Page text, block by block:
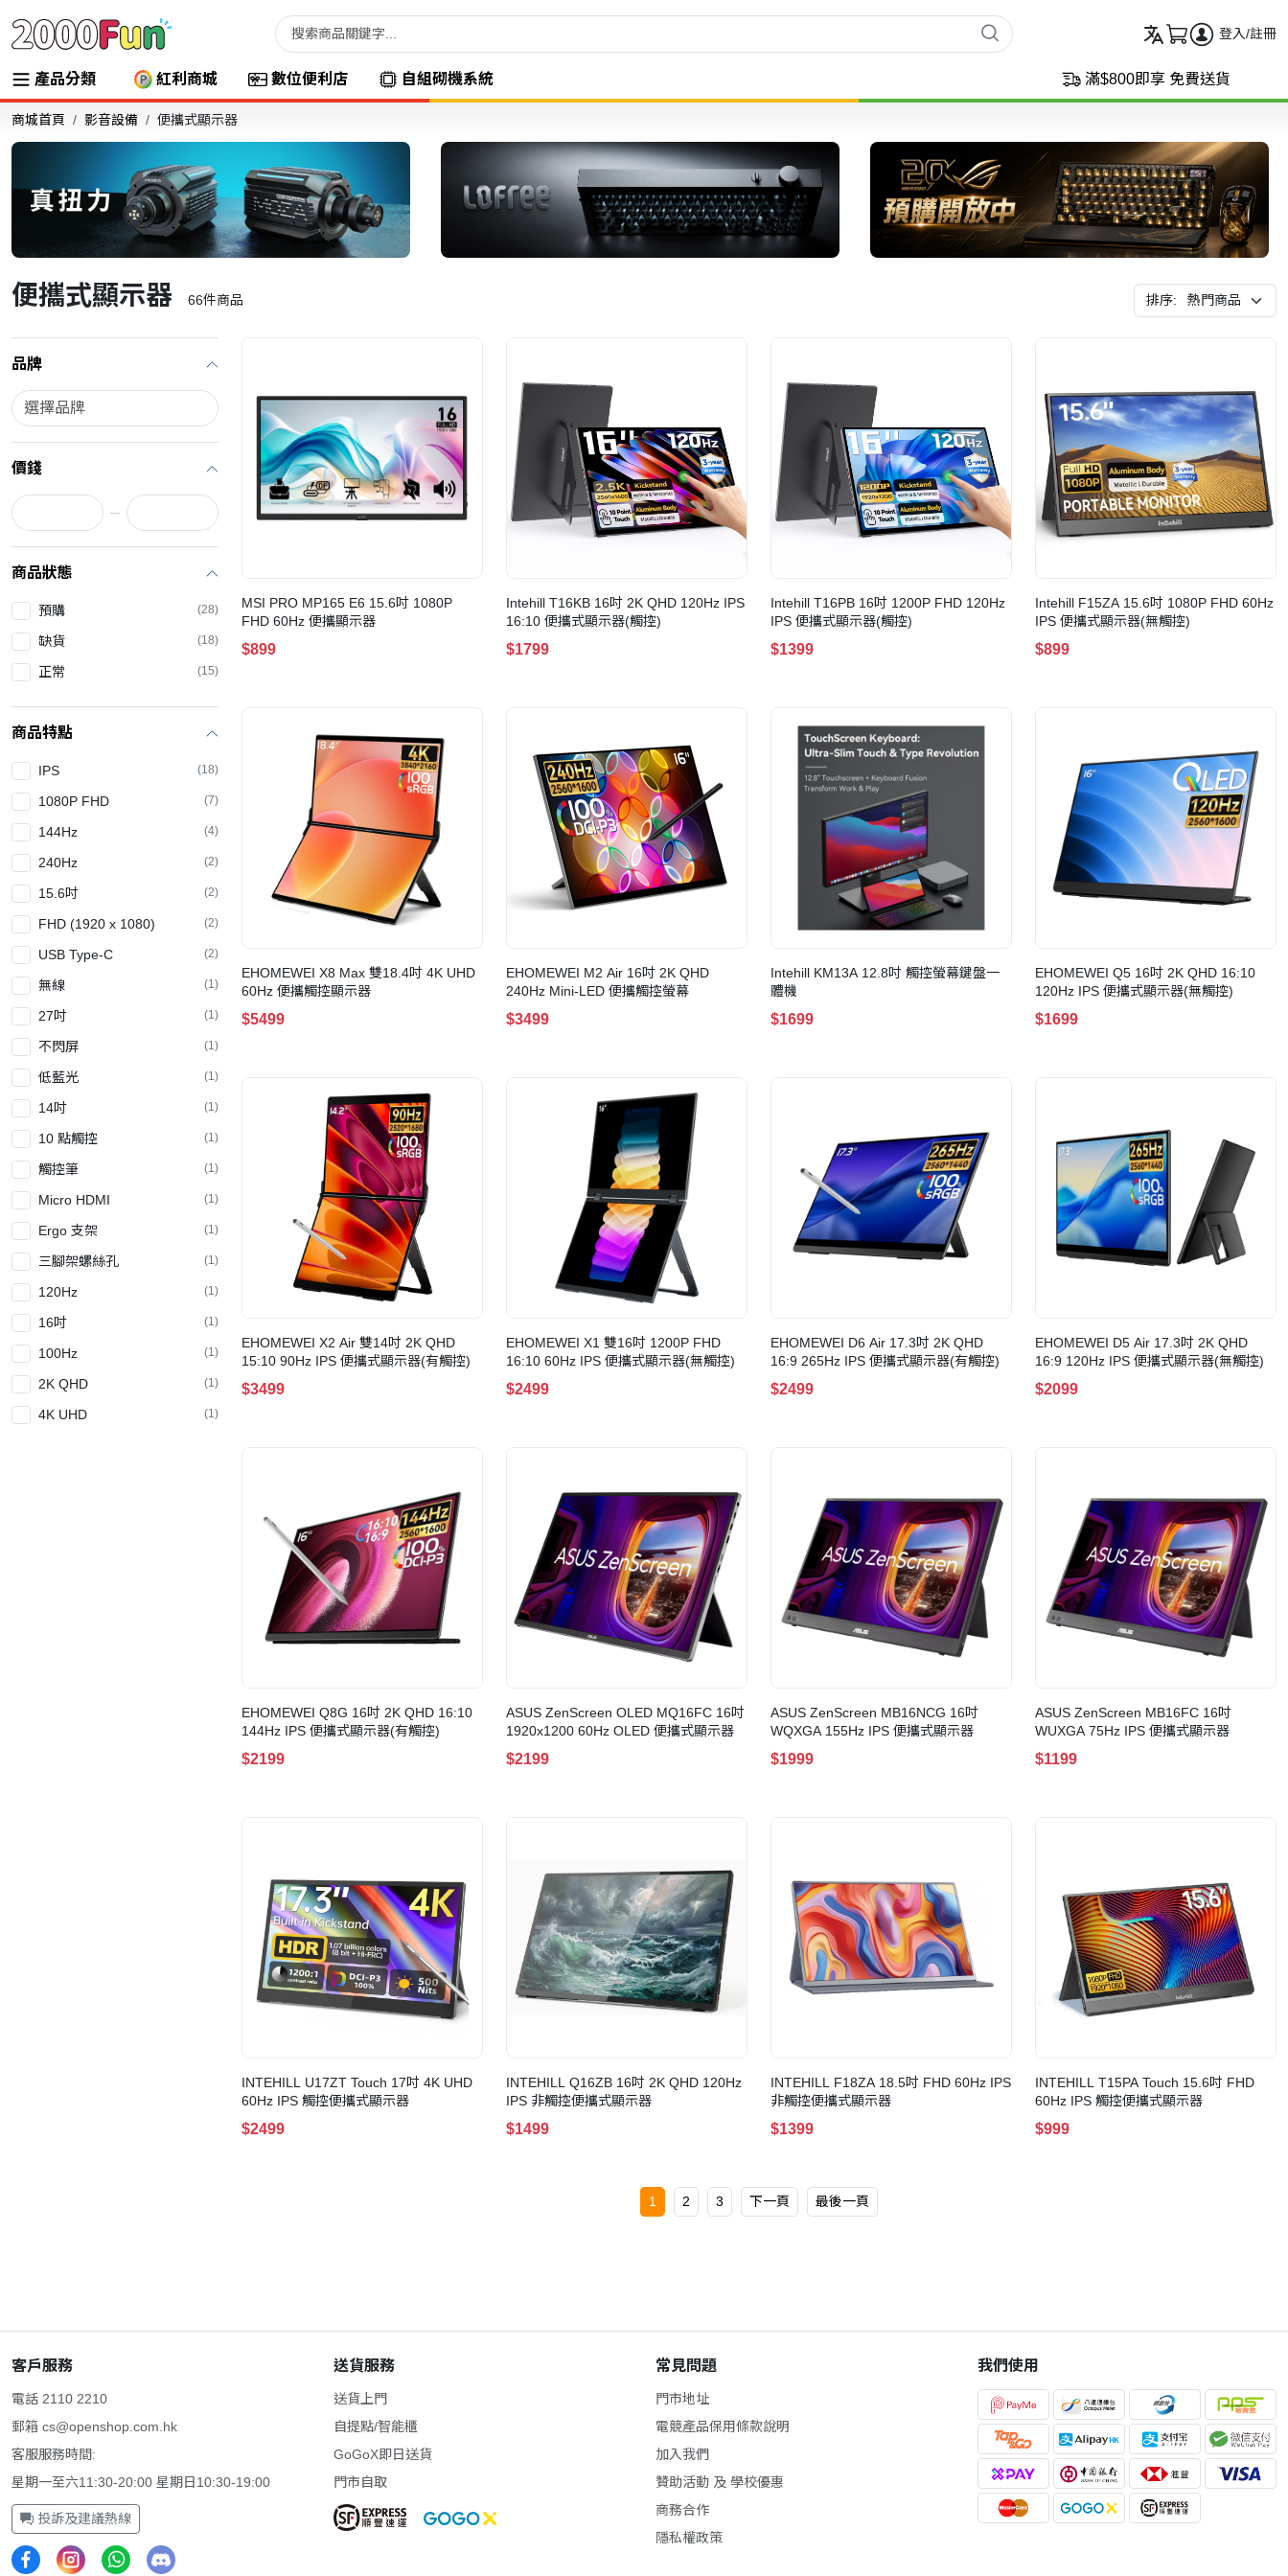
登入/註冊
產品分類 紅利商城 數位便利店 自組砌機系統 滿$800即享 免費送貨
商城首頁 影音設備 便攜式顯示器
便攜式顯示器 66件商品 排序:
品牌
價錢
商品狀態
預購 (28)
缺貨 (18)
正常 (15)
商品特點
IPS (18)
1080P FHD (7)
144Hz (4)
240Hz (2)
15.6吋 (2)
FHD (1920 x 1080) (2)
USB Type-C (2)
無線 (1)
27吋 (1)
不閃屏 (1)
低藍光 (1)
14吋 (1)
10 點觸控 (1)
觸控筆 (1)
Micro HDMI (1)
Ergo 支架 (1)
三腳架螺絲孔 (1)
120Hz (1)
16吋 (1)
100Hz (1)
2K QHD (1)
4K UHD (1)
MSI PRO MP165 E6 15.6吋 1080P
FHD 60Hz 便攜顯示器
$899
Intehill T16KB 16吋 2K QHD 120Hz IPS
16:10 便攜式顯示器(觸控)
$1799
Intehill T16PB 16吋 1200P FHD 120Hz
IPS 便攜式顯示器(觸控)
$1399
Intehill F15ZA 15.6吋 1080P FHD 60Hz
IPS 便攜式顯示器(無觸控)
$899
EHOMEWEI X8 Max 雙18.4吋 4K UHD
60Hz 便攜觸控顯示器
$5499
EHOMEWEI M2 Air 16吋 2K QHD
240Hz Mini-LED 便攜觸控螢幕
$3499
Intehill KM13A 12.8吋 觸控螢幕鍵盤一
體機
$1699
EHOMEWEI Q5 16吋 2K QHD 16:10
120Hz IPS 便攜式顯示器(無觸控)
$1699
EHOMEWEI X2 Air 雙14吋 2K QHD
15:10 90Hz IPS 便攜式顯示器(有觸控)
$3499
EHOMEWEI X1 雙16吋 1200P FHD
16:10 60Hz IPS 便攜式顯示器(無觸控)
$2499
EHOMEWEI D6 Air 17.3吋 2K QHD
16:9 265Hz IPS 便攜式顯示器(有觸控)
$2499
EHOMEWEI D5 Air 17.3吋 2K QHD
16:9 120Hz IPS 便攜式顯示器(無觸控)
$2099
EHOMEWEI Q8G 16吋 2K QHD 16:10
144Hz IPS 便攜式顯示器(有觸控)
$2199
ASUS ZenScreen OLED MQ16FC 16吋
1920x1200 60Hz OLED 便攜式顯示器
$2199
ASUS ZenScreen MB16NCG 16吋
WQXGA 155Hz IPS 便攜式顯示器
$1999
ASUS ZenScreen MB16FC 16吋
WUXGA 75Hz IPS 便攜式顯示器
$1199
INTEHILL U17ZT Touch 17吋 4K UHD
60Hz IPS 觸控便攜式顯示器
$2499
INTEHILL Q16ZB 16吋 2K QHD 120Hz
IPS 非觸控便攜式顯示器
$1499
INTEHILL F18ZA 18.5吋 FHD 60Hz IPS
非觸控便攜式顯示器
$1399
INTEHILL T15PA Touch 15.6吋 FHD
60Hz IPS 觸控便攜式顯示器
$999
1 2 3 下一頁 最後一頁
客戶服務
電話 2110 2210
郵箱 cs@openshop.com.hk
客服服務時間:
星期一至六11:30-20:00 星期日10:30-19:00
投訴及建議熱線
送貨服務
送貨上門
自提點/智能櫃
GoGoX即日送貨
門市自取
常見問題
門市地址
電競產品保用條款說明
加入我們
贊助活動 及 學校優惠
商務合作
隱私權政策
我們使用